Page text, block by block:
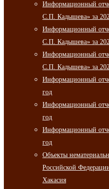
Информационный
С.П. Кадышева» за
Информационный
С.П. Кадышева» за
Информационный
С.П. Кадышева» за
Информационный
год
Информационный
год
Информационный
год
Объекты
Российской
Хакасия